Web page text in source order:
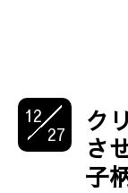
12
27
ク
さ
子